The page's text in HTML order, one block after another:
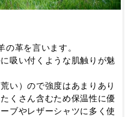
革を言います。
吸い付くような肌触りが魅
い）ので強度はあまりあり
くさん含むため保温性に優
ブやレザーシャツに多く使